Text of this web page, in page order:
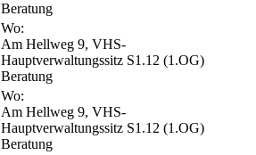
Beratung
Wo:
Am Hellweg 9, VHS-
Hauptverwaltungssitz S1.12 (1.OG)
Beratung
Wo:
Am Hellweg 9, VHS-
Hauptverwaltungssitz S1.12 (1.OG)
Beratung